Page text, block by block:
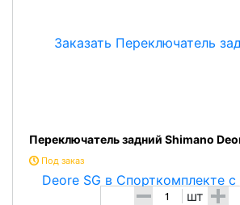
Переключатель задний Shimano
Под заказ
- шт +